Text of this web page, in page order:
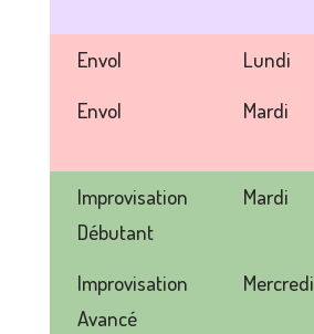
Envol Lundi
Envol
Mardi
Improvisation
Débutant
Mardi
Improvisation
Avancé
Mercredi